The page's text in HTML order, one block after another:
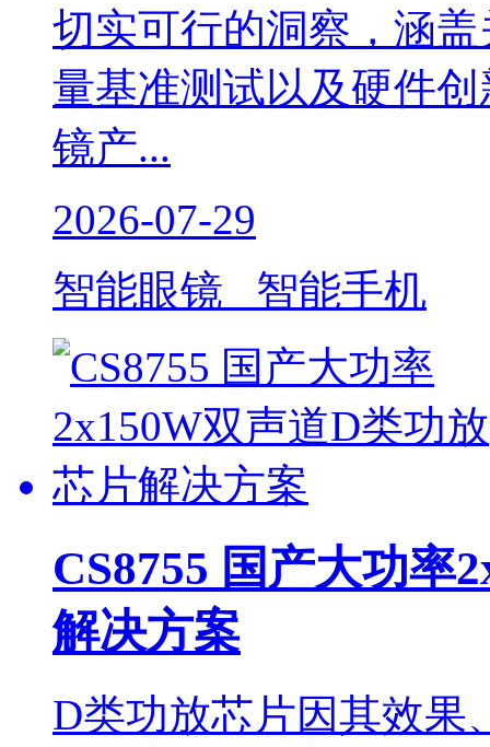
切实可行的洞察，涵
量基准测试以及硬件
镜产...
2026-07-29
智能眼镜 智能手机
CS8755 国产大功率
解决方案
D类功放芯片因其效果